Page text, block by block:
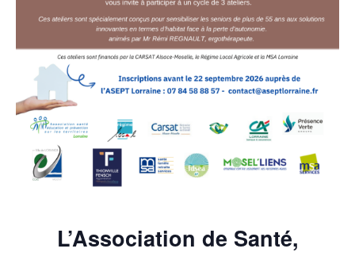
L’Association de Santé,